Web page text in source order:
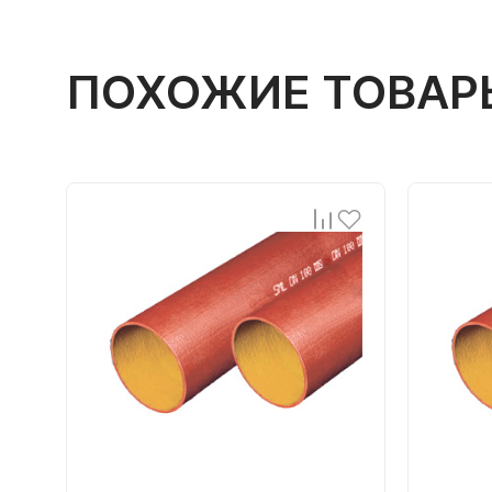
ПОХОЖИЕ